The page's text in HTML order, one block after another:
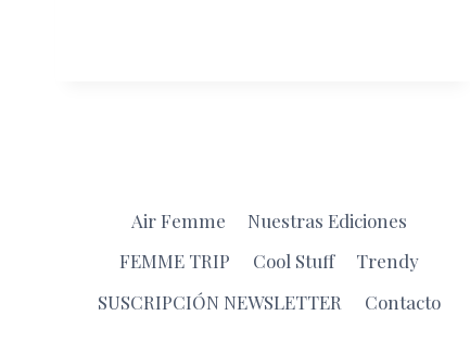
Air Femme
Nuestras Ediciones
FEMME TRIP
Cool Stuff
Trendy
SUSCRIPCIÓN NEWSLETTER
Contacto